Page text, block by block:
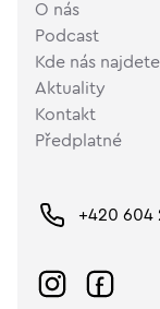
O nás
Podcast
Kde nás najdete
Aktuality
Kontakt
Předplatné
+420 604